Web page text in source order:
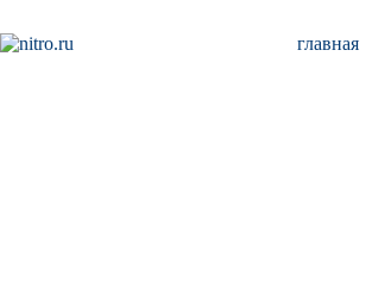
главная